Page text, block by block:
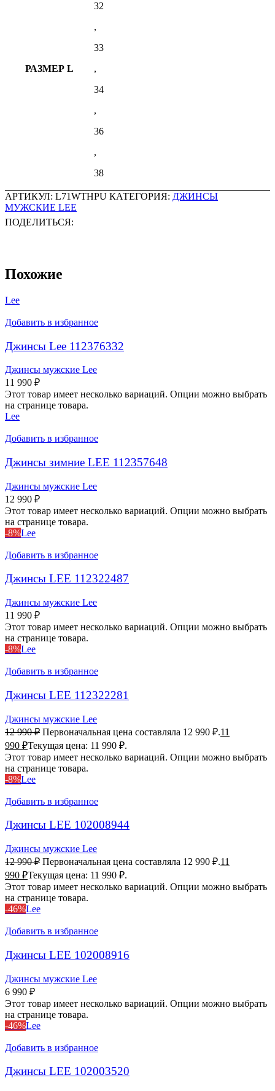
РАЗМЕР L
32
,
33
,
34
,
36
,
38
АРТИКУЛ: L71WTHPU КАТЕГОРИЯ: ДЖИНСЫ
МУЖСКИЕ LEE
ПОДЕЛИТЬСЯ:
Похожие
Lee
Добавить в избранное
Джинсы Lee 112376332
Джинсы мужские Lee
11 990 ₽
Этот товар имеет несколько вариаций. Опции можно выбрать
на странице товара.
Lee
Добавить в избранное
Джинсы зимние LEE 112357648
Джинсы мужские Lee
12 990 ₽
Этот товар имеет несколько вариаций. Опции можно выбрать
на странице товара.
-8%Lee
Добавить в избранное
Джинсы LEE 112322487
Джинсы мужские Lee
11 990 ₽
Этот товар имеет несколько вариаций. Опции можно выбрать
на странице товара.
-8%Lee
Добавить в избранное
Джинсы LEE 112322281
Джинсы мужские Lee
12 990₽ Первоначальная цена составляла 12 990 ₽.11
990 ₽Текущая цена: 11 990 ₽.
Этот товар имеет несколько вариаций. Опции можно выбрать
на странице товара.
-8%Lee
Добавить в избранное
Джинсы LEE 102008944
Джинсы мужские Lee
12 990₽ Первоначальная цена составляла 12 990 ₽.11
990 ₽Текущая цена: 11 990 ₽.
Этот товар имеет несколько вариаций. Опции можно выбрать
на странице товара.
-46%Lee
Добавить в избранное
Джинсы LEE 102008916
Джинсы мужские Lee
6 990 ₽
Этот товар имеет несколько вариаций. Опции можно выбрать
на странице товара.
-46%Lee
Добавить в избранное
Джинсы LEE 102003520